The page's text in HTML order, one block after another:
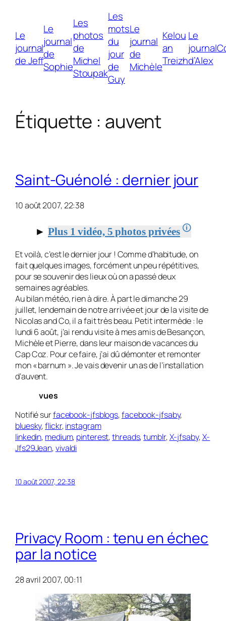
Le
journal
de Jeff
Le
journal
de
Sophie
Les
photos
de
Michel
Stoupak
Les
mots
du
jour
de
Guy
Le
journal
de
Michèle
Kelou
an
Treizh
Le
journal
d’Alex
Étiquette : auvent
Saint-Guénolé : dernier jour
10 août 2007, 22:38
► Plus 1 vidéo, 5 photos privées 🛈
Et voilà, c’est le dernier jour ! Comme d’habitude, on
fait quel­ques images, forcément un peu répétitives,
pour se souvenir des lieux où on a passé deux
semaines agréables.
Au bilan météo, rien à dire. À part le dimanche 29
juillet, lendemain de notre arrivée et jour de la visite de
Nicolas and Co, il a fait très beau. Petit intermède : le
lundi 6 août, j’ai rendu visite à mes amis de Besançon,
Michèle et Pierre, dans leur maison de vacances du
Cap Coz. Pour ce faire, j’ai dû démonter et remonter
mon « bar­num ». Je vais devenir un as de l’installation
d’auvent.
vues
Notifié surfacebook-jfsblogs,facebook-jfsaby,
bluesky,flickr,instagram
linkedin, medium, pinterest,threads,tumblr,X-jfsaby,X-
Jfs29Jean,vivaldi
10 août 2007, 22:38
Privacy Room : tenu en échec
par la notice
28 avril 2007, 00:11